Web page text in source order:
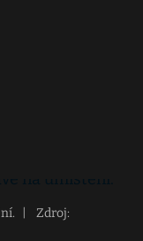
Zdroj: